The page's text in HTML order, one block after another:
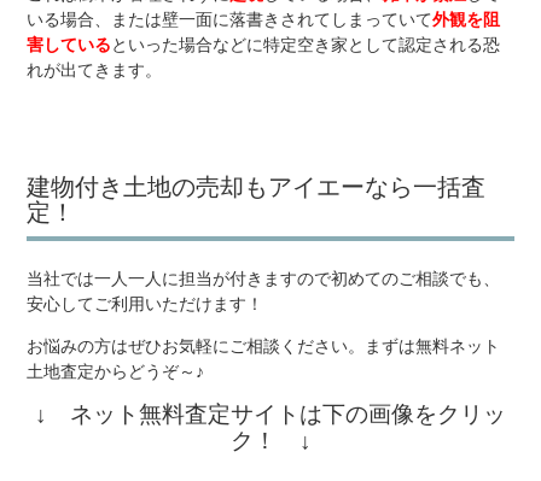
いる場合、または壁一面に落書きされてしまっていて外観を阻
害しているといった場合などに特定空き家として認定される恐
れが出てきます。
建物付き土地の売却もアイエーなら一括査
定！
当社では一人一人に担当が付きますので初めてのご相談でも、
安心してご利用いただけます！
お悩みの方はぜひお気軽にご相談ください。まずは無料ネット
土地査定からどうぞ～♪
↓ ネット無料査定サイトは下の画像をクリッ
ク！ ↓